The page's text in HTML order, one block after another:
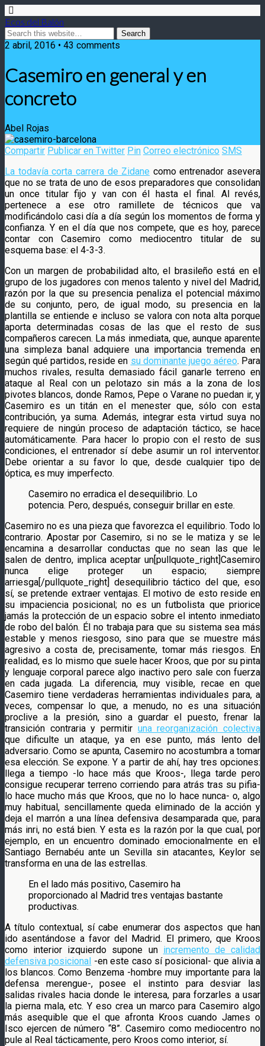
Ecos del Balón
2 abril, 2016 • 43 comments
Casemiro en general y en
concreto
Abel Rojas
Compartir Publicar en Twitter Pin Correo electrónico SMS
La todavía corta carrera de Zidane como entrenador asevera
que no se trata de uno de esos preparadores que consolidan
un once titular fijo y van con él hasta el final. Al revés,
pertenece a ese otro ramillete de técnicos que va
modificándolo casi día a día según los momentos de forma y
confianza. Y en el día que nos compete, que es hoy, parece
contar con Casemiro como mediocentro titular de su
esquema base: el 4-3-3.
Con un margen de probabilidad alto, el brasileño está en el
grupo de los jugadores con menos talento y nivel del Madrid,
razón por la que su presencia penaliza el potencial máximo
de su conjunto, pero, de igual modo, su presencia en la
plantilla se entiende e incluso se valora con nota alta porque
aporta determinadas cosas de las que el resto de sus
compañeros carecen. La más inmediata, que, aunque aparente
una simpleza banal adquiere una importancia tremenda en
según qué partidos, reside en su dominante juego aéreo. Para
muchos rivales, resulta demasiado fácil ganarle terreno en
ataque al Real con un pelotazo sin más a la zona de los
pivotes blancos, donde Ramos, Pepe o Varane no puedan ir, y
Casemiro es un titán en el menester que, sólo con esta
contribución, ya suma. Además, integrar esta virtud suya no
requiere de ningún proceso de adaptación táctico, se hace
automáticamente. Para hacer lo propio con el resto de sus
condiciones, el entrenador sí debe asumir un rol interventor.
Debe orientar a su favor lo que, desde cualquier tipo de
óptica, es muy imperfecto.
Casemiro no erradica el desequilibrio. Lo
potencia. Pero, después, conseguir brillar en este.
Casemiro no es una pieza que favorezca el equilibrio. Todo lo
contrario. Apostar por Casemiro, si no se le matiza y se le
encamina a desarrollar conductas que no sean las que le
salen de dentro, implica aceptar un[pullquote_right]Casemiro
nunca elige proteger un espacio; siempre
arriesga[/pullquote_right] desequilibrio táctico del que, eso
sí, se pretende extraer ventajas. El motivo de esto reside en
su impaciencia posicional; no es un futbolista que priorice
jamás la protección de un espacio sobre el intento inmediato
de robo del balón. Él no trabaja para que su sistema sea más
estable y menos riesgoso, sino para que se muestre más
agresivo a costa de, precisamente, tomar más riesgos. En
realidad, es lo mismo que suele hacer Kroos, que por su pinta
y lenguaje corporal parece algo inactivo pero sale con fuerza
en cada jugada. La diferencia, muy visible, recae en que
Casemiro tiene verdaderas herramientas individuales para, a
veces, compensar lo que, a menudo, no es una situación
proclive a la presión, sino a guardar el puesto, frenar la
transición contraria y permitir una reorganización colectiva
que dificulte un ataque, ya en ese punto, más lento del
adversario. Como se apunta, Casemiro no acostumbra a tomar
esa elección. Se expone. Y a partir de ahí, hay tres opciones:
llega a tiempo -lo hace más que Kroos-, llega tarde pero
consigue recuperar terreno corriendo para atrás tras su pifia-
lo hace mucho más que Kroos, que no lo hace nunca- o, algo
muy habitual, sencillamente queda eliminado de la acción y
deja el marrón a una línea defensiva desamparada que, para
más inri, no está bien. Y esta es la razón por la que cual, por
ejemplo, en un encuentro dominado emocionalmente en el
Santiago Bernabéu ante un Sevilla sin atacantes, Keylor se
transforma en una de las estrellas.
En el lado más positivo, Casemiro ha
proporcionado al Madrid tres ventajas bastante
productivas.
A título contextual, sí cabe enumerar dos aspectos que han
ido asentándose a favor del Madrid. El primero, que Kroos
como interior izquierdo supone un incremento de calidad
defensiva posicional -en este caso sí posicional- que alivia a
los blancos. Como Benzema -hombre muy importante para la
defensa merengue-, posee el instinto para desviar las
salidas rivales hacia donde le interesa, para forzarles a usar
la pierna mala, etc. Y eso crea un marco para Casemiro algo
más asequible que el que afronta Kroos cuando James o
Isco ejercen de número “8”. Casemiro como mediocentro no
pule al Real tácticamente, pero Kroos como interior, sí.